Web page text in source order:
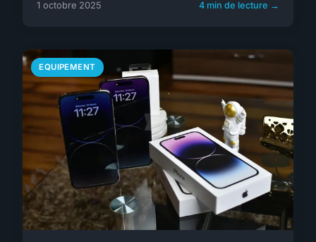
1 octobre 2025 4 min de lecture →
EQUIPEMENT